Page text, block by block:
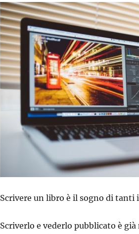
Scrivere un libro è il sogno di tanti
Scriverlo e vederlo pubblicato è